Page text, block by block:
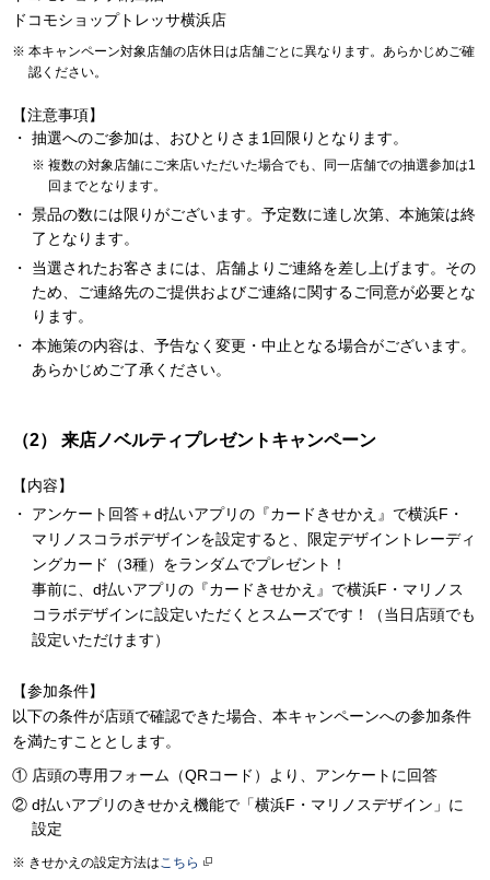
ドコモショップトレッサ横浜店
本キャンペーン対象店舗の店休日は店舗ごとに異なります。あらかじめご確
認ください。
【注意事項】
抽選へのご参加は、おひとりさま1回限りとなります。
複数の対象店舗にご来店いただいた場合でも、同一店舗での抽選参加は1
回までとなります。
景品の数には限りがございます。予定数に達し次第、本施策は終
了となります。
当選されたお客さまには、店舗よりご連絡を差し上げます。その
ため、ご連絡先のご提供およびご連絡に関するご同意が必要とな
ります。
本施策の内容は、予告なく変更・中止となる場合がございます。
あらかじめご了承ください。
来店ノベルティプレゼントキャンペーン
【内容】
アンケート回答＋d払いアプリの『カードきせかえ』で横浜F・
マリノスコラボデザインを設定すると、限定デザイントレーディ
ングカード（3種）をランダムでプレゼント！
事前に、d払いアプリの『カードきせかえ』で横浜F・マリノス
コラボデザインに設定いただくとスムーズです！（当日店頭でも
設定いただけます）
【参加条件】
以下の条件が店頭で確認できた場合、本キャンペーンへの参加条件
を満たすこととします。
店頭の専用フォーム（QRコード）より、アンケートに回答
d払いアプリのきせかえ機能で「横浜F・マリノスデザイン」に
設定
きせかえの設定方法は こちら